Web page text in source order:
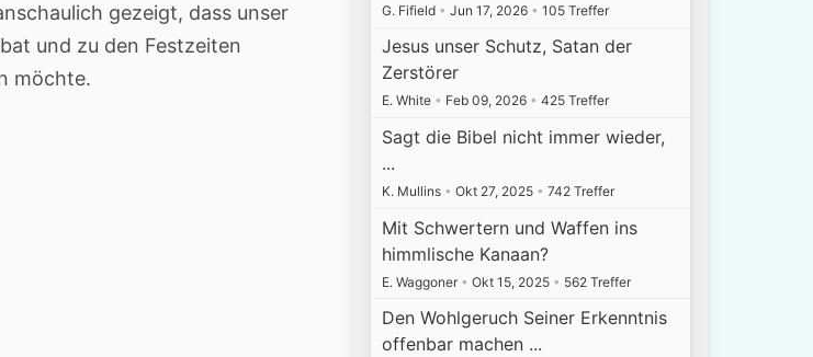
gezeigt, dass unser
und zu den Festzeiten
möchte.
G. Fifield • Jun 17, 2026 • 105 Treffer
Jesus unser Schutz, Satan der
Zerstörer
E. White • Feb 09, 2026 • 425 Treffer
Sagt die Bibel nicht immer wieder,
...
K. Mullins • Okt 27, 2025 • 742 Treffer
Mit Schwertern und Waffen ins
himmlische Kanaan?
E. Waggoner • Okt 15, 2025 • 562 Treffer
Den Wohlgeruch Seiner Erkenntnis
offenbar machen ...